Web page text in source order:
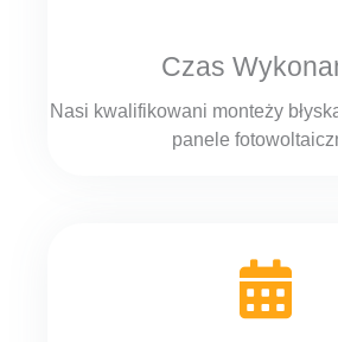
Czas
Nasi kwalifikowani monteży
panele